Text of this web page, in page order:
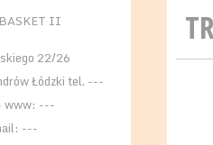
22/26
Łódzki tel. ---
www: ---
---